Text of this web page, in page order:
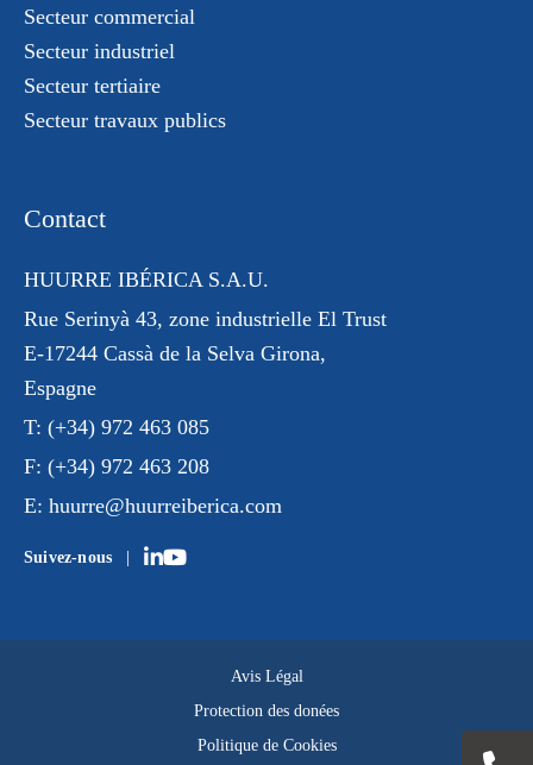
Secteur commercial
Secteur industriel
Secteur tertiaire
Secteur travaux publics
Contact
HUURRE IBÉRICA S.A.U.
Rue Serinyà 43, zone industrielle El Trust
E-17244 Cassà de la Selva Girona,
Espagne
T: (+34) 972 463 085
F: (+34) 972 463 208
E: huurre@huurreiberica.com
Suivez-nous
Avis Légal
Protection des donées
Politique de Cookies